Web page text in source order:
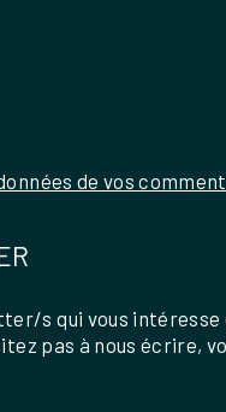
de vos
s qui vous intéresse
pas à nous écrire,